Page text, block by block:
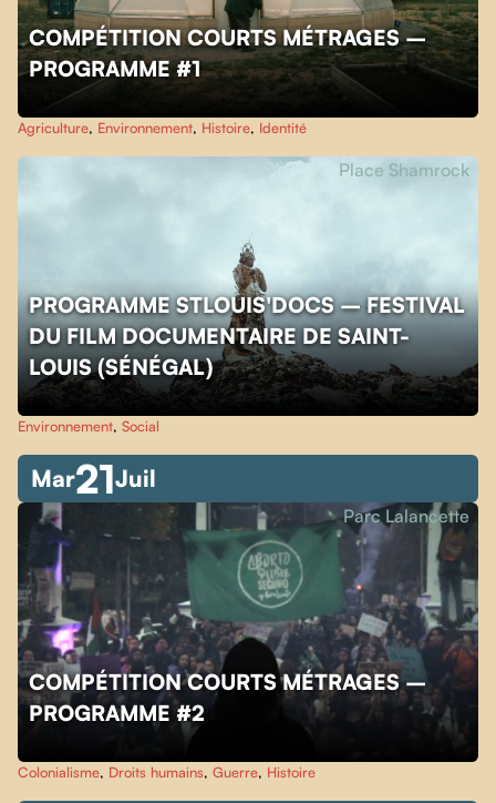
COMPÉTITION COURTS MÉTRAGES –
PROGRAMME #1
Agriculture, Environnement, Histoire, Identité
PROGRAMME STLOUIS'DOCS – FESTIVAL
DU FILM DOCUMENTAIRE DE SAINT-
LOUIS (SÉNÉGAL)
Place Shamrock
Environnement, Social
Mar21Juil
COMPÉTITION COURTS MÉTRAGES –
PROGRAMME #2
Parc Lalancette
Colonialisme, Droits humains, Guerre, Histoire